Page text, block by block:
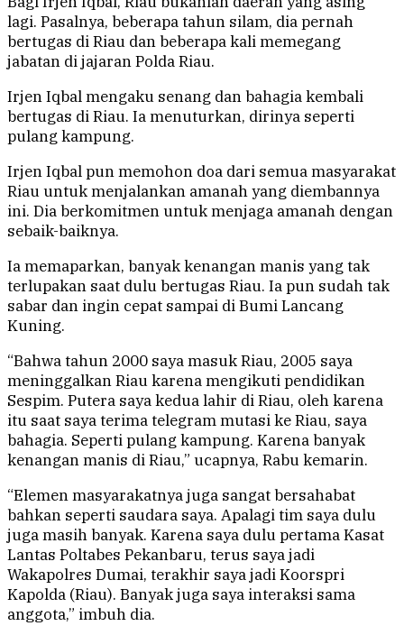
lagi. Pasalnya, beberapa tahun silam, dia pernah
bertugas di Riau dan beberapa kali memegang
jabatan di jajaran Polda Riau.
Irjen Iqbal mengaku senang dan bahagia kembali
bertugas di Riau. Ia menuturkan, dirinya seperti
pulang kampung.
Irjen Iqbal pun memohon doa dari semua masyarakat
Riau untuk menjalankan amanah yang diembannya
ini. Dia berkomitmen untuk menjaga amanah dengan
sebaik-baiknya.
Ia memaparkan, banyak kenangan manis yang tak
terlupakan saat dulu bertugas Riau. Ia pun sudah tak
sabar dan ingin cepat sampai di Bumi Lancang
Kuning.
“Bahwa tahun 2000 saya masuk Riau, 2005 saya
meninggalkan Riau karena mengikuti pendidikan
Sespim. Putera saya kedua lahir di Riau, oleh karena
itu saat saya terima telegram mutasi ke Riau, saya
bahagia. Seperti pulang kampung. Karena banyak
kenangan manis di Riau,” ucapnya, Rabu kemarin.
“Elemen masyarakatnya juga sangat bersahabat
bahkan seperti saudara saya. Apalagi tim saya dulu
juga masih banyak. Karena saya dulu pertama Kasat
Lantas Poltabes Pekanbaru, terus saya jadi
Wakapolres Dumai, terakhir saya jadi Koorspri
Kapolda (Riau). Banyak juga saya interaksi sama
anggota,” imbuh dia.